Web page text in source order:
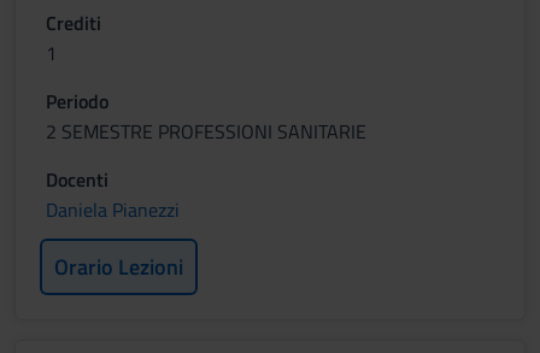
Crediti
1
Periodo
2 SEMESTRE PROFESSIONI SANITARIE
Docenti
Daniela Pianezzi
Orario Lezioni